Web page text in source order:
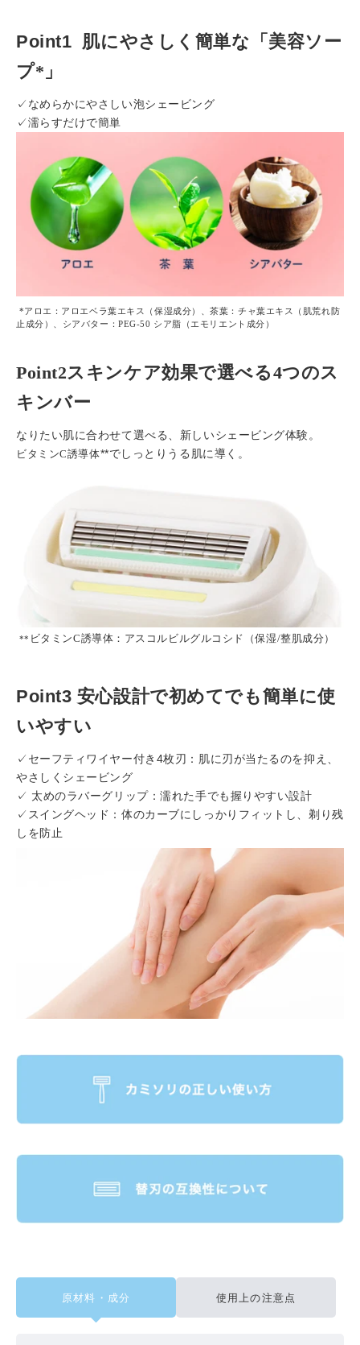
商
品
を
入
れ
Point1 肌にやさしく簡単な「美容ソー
プ*」
✓なめらかにやさしい泡シェービング
✓濡らすだけで簡単
*アロエ：アロエベラ葉エキス（保湿成分）、茶葉：チャ葉エキス（肌荒れ防
止成分）、
シアバター：PEG-50 シア脂（エモリエント成分）
Point2スキンケア効果で選べる4つのス
キンバー
なりたい肌に合わせて選べる、新しいシェービング体験。
ビタミンC誘導体**でしっとりうる肌に導く。
** ビタミンC誘導体：アスコルビルグルコシド（保湿/整肌成分）
Point3 安心設計で初めてでも簡単に使
いやすい
✓セーフティワイヤー付き4枚刃：肌に刃が当たるのを抑え、
やさしくシェービング
✓ 太めのラバーグリップ：濡れた手でも握りやすい設計
✓スイングヘッド：体のカーブにしっかりフィットし、剃り残
しを防止
原材料・成分 使用上の注意点